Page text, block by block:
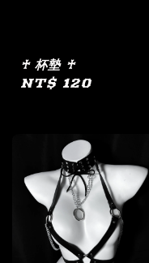
♰ 杯墊 ♰
Regular
NT$ 120